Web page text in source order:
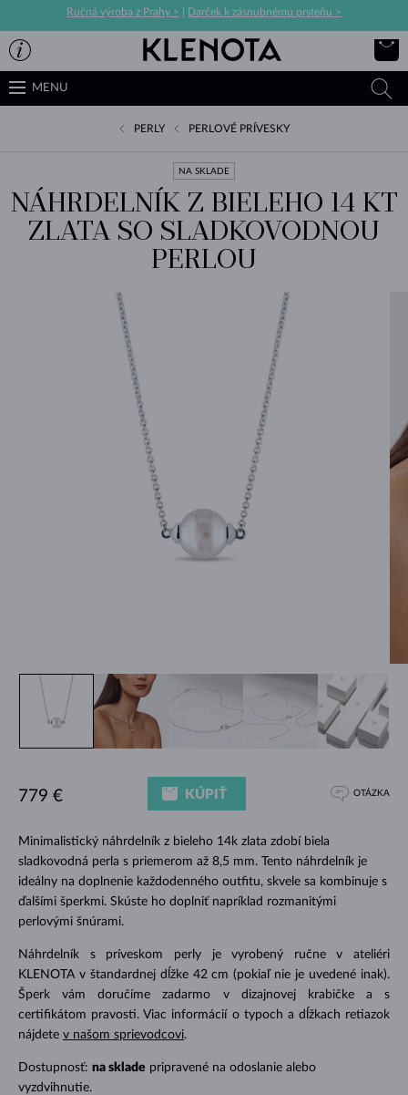
Ručná výroba z Prahy > Darček k zásnubnému prsteňu >
MENU
PERLY PERLOVÉ PRÍVESKY
NA SKLADE
NÁHRDELNÍK Z BIELEHO 14 KT
ZLATA SO SLADKOVODNOU
PERLOU
Minimalistický náhrdelník z bieleho 14k zlata zdobí biela
sladkovodná perla s priemerom až 8,5 mm. Tento náhrdelník je
ideálny na doplnenie každodenného outfitu, skvele sa kombinuje s
ďalšími šperkmi. Skúste ho doplniť napríklad rozmanitými
perlovými šnúrami.
Náhrdelník s príveskom perly je vyrobený ručne v ateliéri
KLENOTA v štandardnej dĺžke 42 cm (pokiaľ nie je uvedené inak).
Šperk vám doručíme zadarmo v dizajnovej krabičke a s
certifikátom pravosti. Viac informácií o typoch a dĺžkach retiazok
nájdete v našom sprievodcovi.
Dostupnosť: na sklade pripravené na odoslanie alebo
vyzdvihnutie.
779 € KÚPIŤ OTÁZKA